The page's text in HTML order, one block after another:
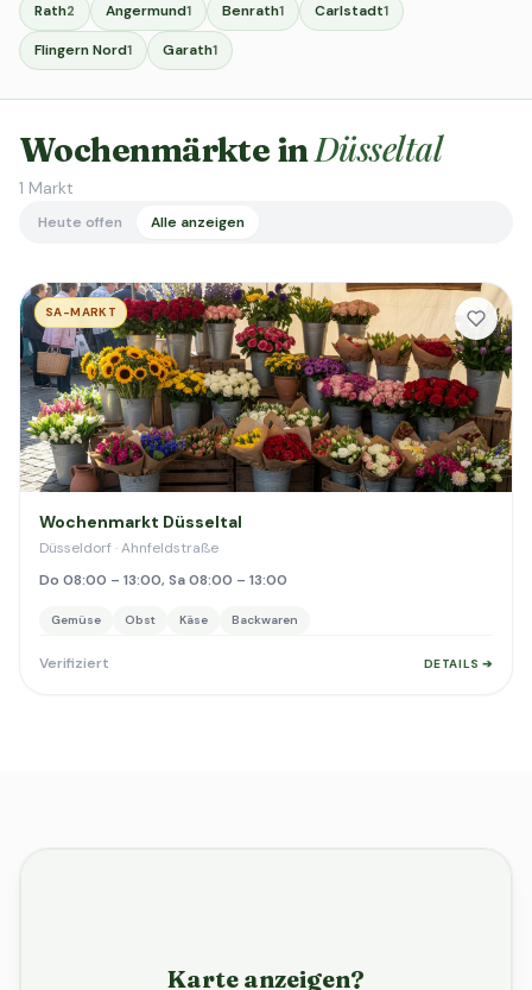
Rath2 Angermund1 Benrath1 Carlstadt1
Flingern Nord1 Garath1
Wochenmärkte inDüsseltal
1 Markt
Heute offen Alle anzeigen
SA-MARKT
Wochenmarkt Düsseltal
Düsseldorf · Ahnfeldstraße
Do 08:00 – 13:00, Sa 08:00 – 13:00
Gemüse Obst Käse Backwaren
Verifiziert DETAILS ➔
Karte anzeigen?